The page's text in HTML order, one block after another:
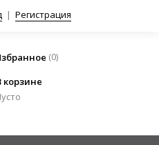
| Регистрация
(0)
корзине